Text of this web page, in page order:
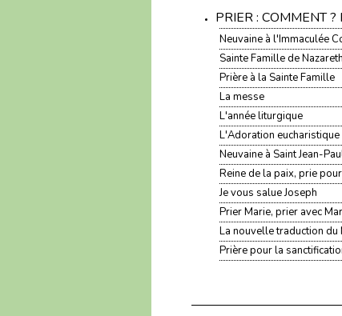
PRIER : COMMENT ?
Neuvaine à l'Immaculée
Sainte Famille de
Prière à la Sainte Famille
La messe
L'année liturgique
L'Adoration eucharistique
Neuvaine à Saint Jean-
Reine de la paix, prie
Je vous salue Joseph
Prier Marie, prier avec
La nouvelle traduction du
Prière pour la